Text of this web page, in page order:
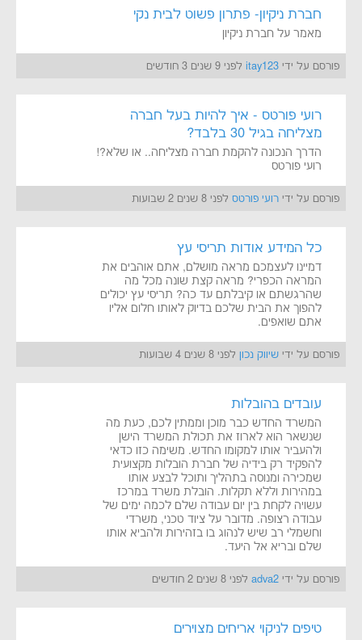
חברת ניקיון- פתרון פשוט לבית נקי
מאמר על חברת ניקיון
פורסם על ידי itay123 לפני 9 שנים 3 חודשים
רועי פורטס - איך להיות בעל חברה
מצליחה בגיל 30 בלבד?
הדרך הנכונה להקמת חברה מצליחה.. או שלא?!
רועי פורטס
פורסם על ידי רועי פורטס לפני 8 שנים 2 שבועות
כל המידע אודות תריסי עץ
דמיינו לעצמכם מראה מושלם, אתם אוהבים את
המראה הכפרי? מראה קצת שונה מכל מה
שהרגשתם או קיבלתם עד כה? תריסי עץ יכולים
להפוך את הבית שלכם בדיוק לאותו חלום אליו
אתם שואפים.
פורסם על ידי שיווק נכון לפני 8 שנים 4 שבועות
עובדים בהובלות
המשרד החדש כבר מוכן וממתין לכם, כעת מה
שנשאר הוא לארוז את תכולת המשרד הישן
ולהעביר אותו למקומו החדש. משימה כזו כדאי
להפקיד רק בידיה של חברת הובלות מקצועית
שמכירה ומנוסה בתהליך ותוכל לבצע אותו
במהירות וללא תקלות. הובלת משרד במרכז
עשויה לקחת בין יום עבודה שלם לכמה ימים של
עבודה רצופה. מדובר על ציוד טכני, משרדי
וחשמלי רב שיש לנהוג בו בזהירות ולהביא אותו
שלם ובריא אל היעד.
פורסם על ידי adva2 לפני 8 שנים 2 חודשים
טיפים לניקוי אריחים מצוירים